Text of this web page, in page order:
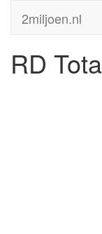
2miljoen.nl
RD